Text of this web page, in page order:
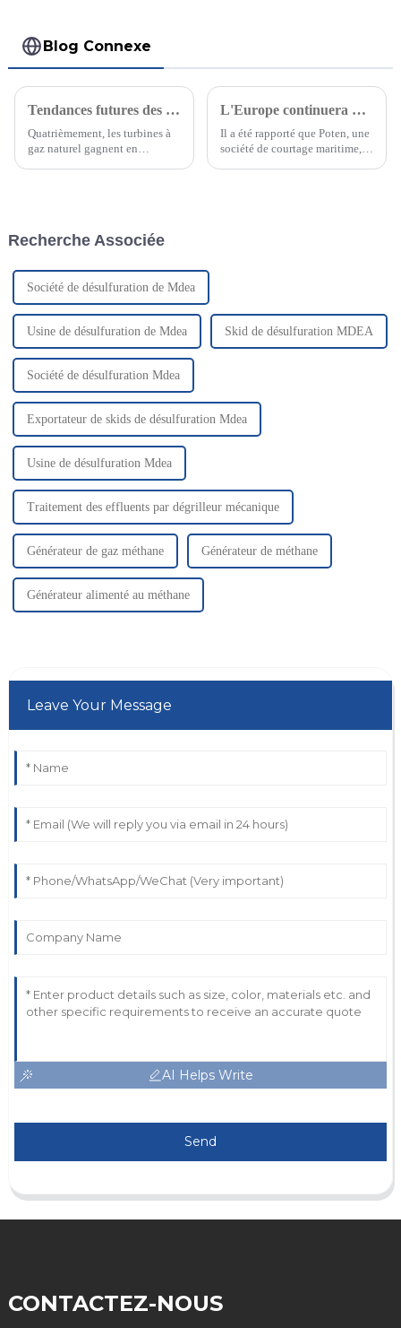
Blog Connexe
Tendances futures des groupes électrogènes au gaz naturel (2)
Quatrièmement, les turbines à
gaz naturel gagnent en
sont souvent utilisées dans le
L'Europe continuera d'augmenter ses importations de GNL au cours des deux prochaines années
Il a été rapporté que Poten, une
société de courtage maritime, a
Recherche Associée
Société de désulfuration de Mdea
Usine de désulfuration de Mdea Skid de désulfuration MDEA
Société de désulfuration Mdea
Exportateur de skids de désulfuration Mdea
Usine de désulfuration Mdea
Traitement des effluents par dégrilleur mécanique
Générateur de gaz méthane Générateur de méthane
Générateur alimenté au méthane
Leave Your Message
AI Helps Write
Send
CONTACTEZ-NOUS